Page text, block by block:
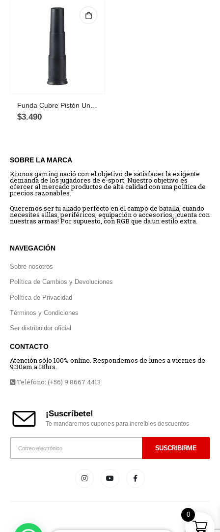
$3.490
SOBRE LA MARCA
Kronos gaming nació con el objetivo de satisfacer la exigente
demanda de los jugadores de e-sport. Nuestro objetivo es
ofercer al mercado productos de alta calidad con una política de
precios razonables.
Queremos ser tu aliado perfecto en el campo de batalla, cuando
necesites sillas, periféricos, equipación o accesorios, ¡cuenta con
nuestras armas! Por supuesto, con RGB que da un estilo extra.
NAVEGACIÓN
Sobre nosotros
Política de Cambios y Devoluciones
Política de Privacidad
Términos y Condiciones
Ser distribuidor oficial
CONTACTO
Atención sólo 100% online. Respondemos de lunes a viernes de
9:30am a 18hrs.
Teléfono: (+56) 9 8667 4413
¡Suscríbete!
Te mandaremos cupones para increíbles descuentos
0